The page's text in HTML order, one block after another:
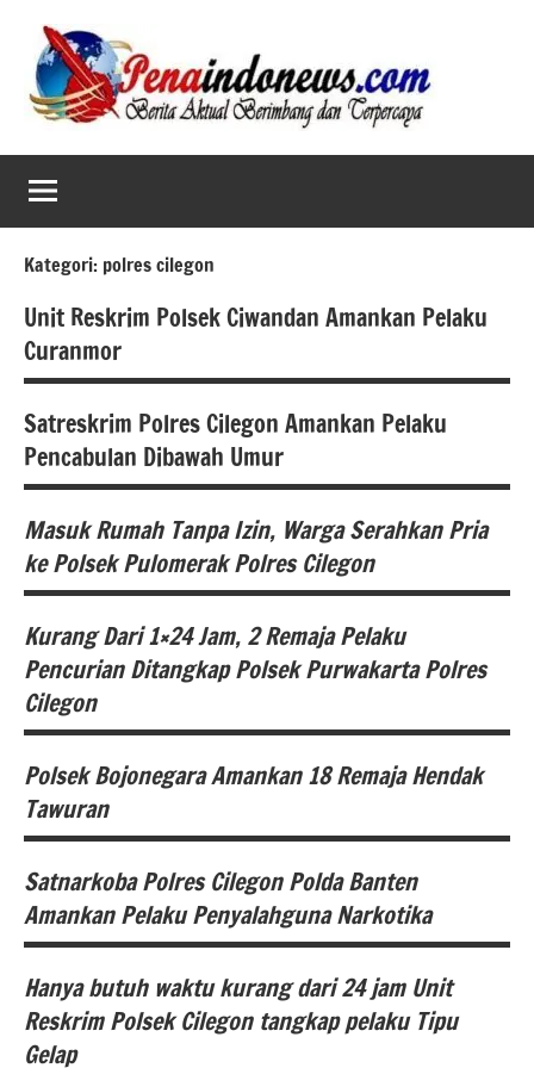
content
Kategori: polres cilegon
Unit Reskrim Polsek Ciwandan Amankan Pelaku
Curanmor
berita
banten
nasional
cilegon
Polda
Banten
polres
cilegon
Satreskrim Polres Cilegon Amankan Pelaku
Pencabulan Dibawah Umur
berita
banten
nasional
Hukum
dan
Banten
cilegon
Masuk Rumah Tanpa Izin, Warga Serahkan Pria
ke Polsek Pulomerak Polres Cilegon
berita
banten
berita
cilegon
Hukum
dan
Polda
Banten
polres
cilegon
Kurang Dari 1×24 Jam, 2 Remaja Pelaku
Pencurian Ditangkap Polsek Purwakarta Polres
Cilegon
berita
banten
nasional
Hukum
Kriminal
Polsek Bojonegara Amankan 18 Remaja Hendak
Tawuran
berita
banten
nasional
Hukum
Satnarkoba Polres Cilegon Polda Banten
Amankan Pelaku Penyalahguna Narkotika
berita
banten
Hanya butuh waktu kurang dari 24 jam Unit
Reskrim Polsek Cilegon tangkap pelaku Tipu
Gelap